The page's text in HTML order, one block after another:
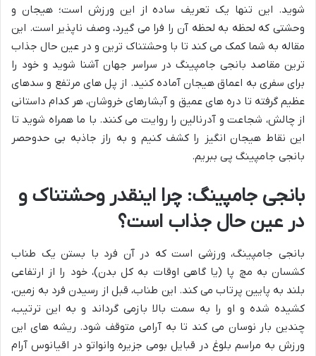
شوید. این تنها یک تعریف ساده از این ورزش است؛ هیجان و
وحشتی که لحظه به لحظه آن را فرا می گیرد، وصف ناپذیر است. این
مقاله به شما کمک می کند تا با وحشتناک ترین و در عین حال جذاب
ترین مقاصد بانجی جامپینگ در سراسر جهان آشنا شوید و خود را
برای سفری به اعماق هیجان آماده کنید. از پل های مرتفع و سدهای
عظیم گرفته تا دره های عمیق و آبشارهای خروشان، هر کدام داستانی
از چالش، شجاعت و آدرنالین را روایت می کنند. با ما همراه شوید تا
این نقاط هیجان انگیز را کشف کنیم و به راز جاذبه بی حدوحصر
بانجی جامپینگ پی ببریم.
بانجی جامپینگ: چرا اینقدر وحشتناک و
در عین حال جذاب است؟
بانجی جامپینگ، ورزشی است که در آن فرد با بستن یک طناب
کشسان به مچ پا (یا گاهی اوقات به کل بدن)، خود را از ارتفاعی
بلند به پایین پرتاب می کند. این طناب، قبل از رسیدن فرد به زمین،
کشیده شده و او را به سمت بالا بازمی گرداند و به این ترتیب،
چندین بار نوسان می کند تا به آرامی متوقف شود. ریشه های این
ورزش به مراسم بلوغ در قبایل بومی جزیره وانواتو در اقیانوس آرام